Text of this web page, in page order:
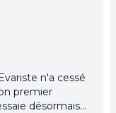
n'a cessé
premier
désormais